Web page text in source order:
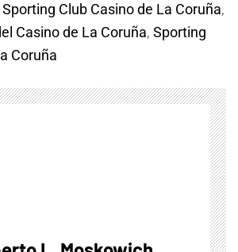
Club Casino de La Coruña,
Casino de La Coruña, Sporting
Coruña